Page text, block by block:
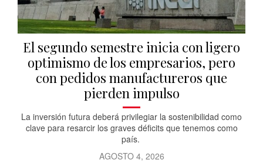
El segundo semestre inicia con ligero
optimismo de los empresarios, pero
con pedidos manufactureros que
pierden impulso
La inversión futura deberá privilegiar la sostenibilidad como
clave para resarcir los graves déficits que tenemos como
país.
AGOSTO 4, 2026